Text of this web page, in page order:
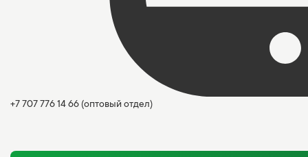
+7 707 776 14 66 (оптовый отдел)